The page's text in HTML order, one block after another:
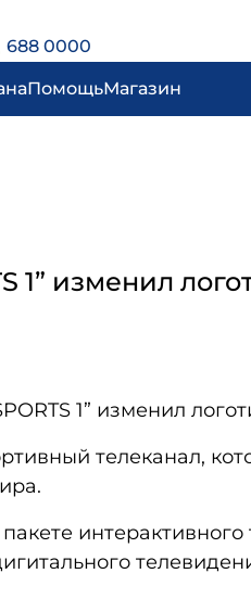
688 0000
ПомощьМагазин
1” изменил
1” изменил
телеканал,